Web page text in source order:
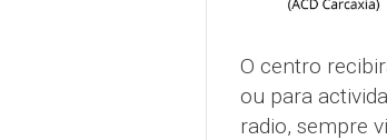
O centro
ou para
radio, sempre